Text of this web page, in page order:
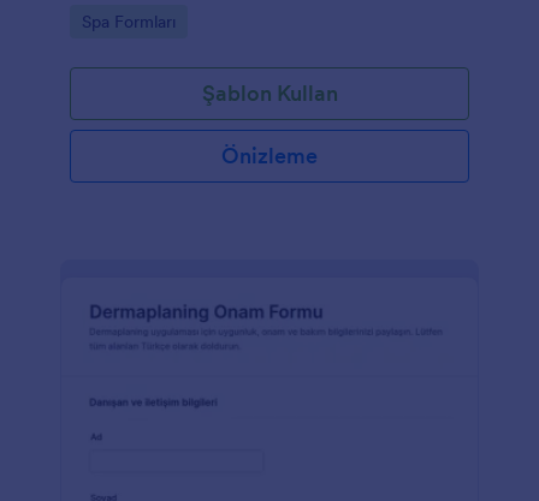
Go to Category:
Spa Formları
Şablon Kullan
Önizleme